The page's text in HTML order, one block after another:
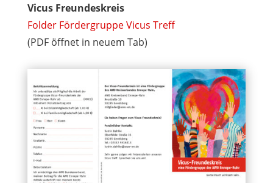
Vicus Freundeskreis
Folder Fördergruppe Vicus Treff
(PDF öffnet in neuem Tab)